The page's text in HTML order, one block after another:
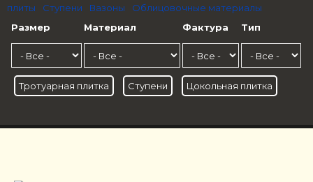
плиты
Ступени Вазоны
Облицовочные материалы
Размер
Материал Фактура Тип
Тротуарная плитка Ступени Цокольная плитка